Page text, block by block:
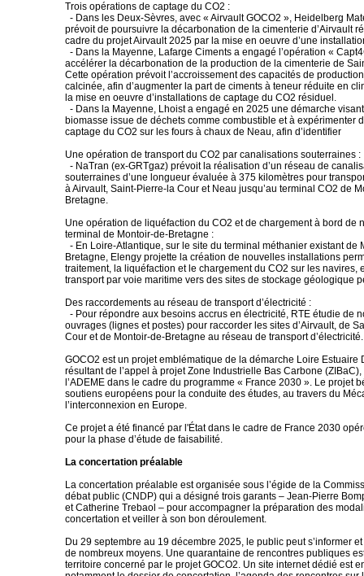
Trois opérations de captage du CO2 :
- Dans les Deux-Sèvres, avec « Airvault GOCO2 », Heidelberg
prévoit de poursuivre la décarbonation de la cimenterie d’Airvault
cadre du projet Airvault 2025 par la mise en oeuvre d’une
- Dans la Mayenne, Lafarge Ciments a engagé l’opération «
accélérer la décarbonation de la production de la cimenterie de
Cette opération prévoit l’accroissement des capacités de
calcinée, afin d’augmenter la part de ciments à teneur réduite en
la mise en oeuvre d’installations de captage du CO2 résiduel.
- Dans la Mayenne, Lhoist a engagé en 2025 une démarche
biomasse issue de déchets comme combustible et à expérimenter
captage du CO2 sur les fours à chaux de Neau, afin d’identifier
Une opération de transport du CO2 par canalisations souterraines :
- NaTran (ex-GRTgaz) prévoit la réalisation d’un réseau de
souterraines d’une longueur évaluée à 375 kilomètres pour
à Airvault, Saint-Pierre-la Cour et Neau jusqu’au terminal CO2 de
Bretagne.
Une opération de liquéfaction du CO2 et de chargement à bord de
terminal de Montoir-de-Bretagne :
- En Loire-Atlantique, sur le site du terminal méthanier existant de
Bretagne, Elengy projette la création de nouvelles installations
traitement, la liquéfaction et le chargement du CO2 sur les navires,
transport par voie maritime vers des sites de stockage géologique
Des raccordements au réseau de transport d’électricité :
- Pour répondre aux besoins accrus en électricité, RTE étudie de
ouvrages (lignes et postes) pour raccorder les sites d’Airvault, de
Cour et de Montoir-de-Bretagne au réseau de transport d’électricité.
GOCO2 est un projet emblématique de la démarche Loire Estuaire
résultant de l’appel à projet Zone Industrielle Bas Carbone
l’ADEME dans le cadre du programme « France 2030 ». Le projet
soutiens européens pour la conduite des études, au travers du
l’interconnexion en Europe.
Ce projet a été financé par l'État dans le cadre de France 2030
pour la phase d’étude de faisabilité.
La concertation préalable
La concertation préalable est organisée sous l’égide de la
débat public (CNDP) qui a désigné trois garants – Jean-Pierre
et Catherine Trebaol – pour accompagner la préparation des
concertation et veiller à son bon déroulement.
Du 29 septembre au 19 décembre 2025, le public peut s’informer et
de nombreux moyens. Une quarantaine de rencontres publiques
territoire concerné par le projet GOCO2. Un site internet dédié est